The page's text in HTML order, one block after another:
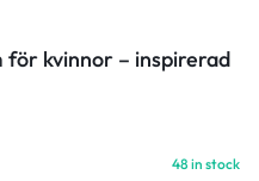
för kvinnor – inspirerad
48 in stock